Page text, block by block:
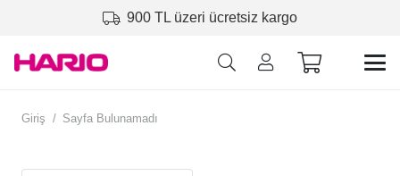
900 TL üzeri ücretsiz kargo
Giriş / Sayfa Bulunamadı